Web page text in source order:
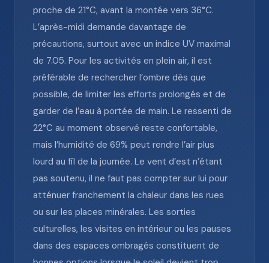
proche de 21°C, avant la montée vers 36°C.
L’après-midi demande davantage de
précautions, surtout avec un indice UV maximal
de 7.05. Pour les activités en plein air, il est
préférable de rechercher l’ombre dès que
possible, de limiter les efforts prolongés et de
garder de l’eau à portée de main. Le ressenti de
22°C au moment observé reste confortable,
mais l’humidité de 69% peut rendre l’air plus
lourd au fil de la journée. Le vent d’est n’étant
pas soutenu, il ne faut pas compter sur lui pour
atténuer franchement la chaleur dans les rues
ou sur les places minérales. Les sorties
culturelles, les visites en intérieur ou les pauses
dans des espaces ombragés constituent de